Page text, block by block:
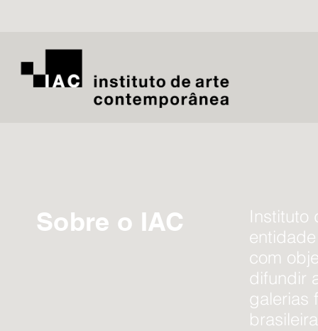
Sobre o IAC
Instituto
com
difundir
galerias